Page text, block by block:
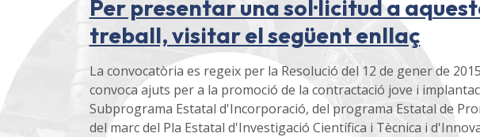
Per presentar una sol·licitud a
treball, visitar el següent enllaç
La convocatòria es regeix per la Resolució del 12 de gener de
convoca ajuts per a la promoció de la contractació jove i
Subprograma Estatal d'Incorporació, del programa Estatal de
del marc del Pla Estatal d'Investigació Científica i Tècnica i